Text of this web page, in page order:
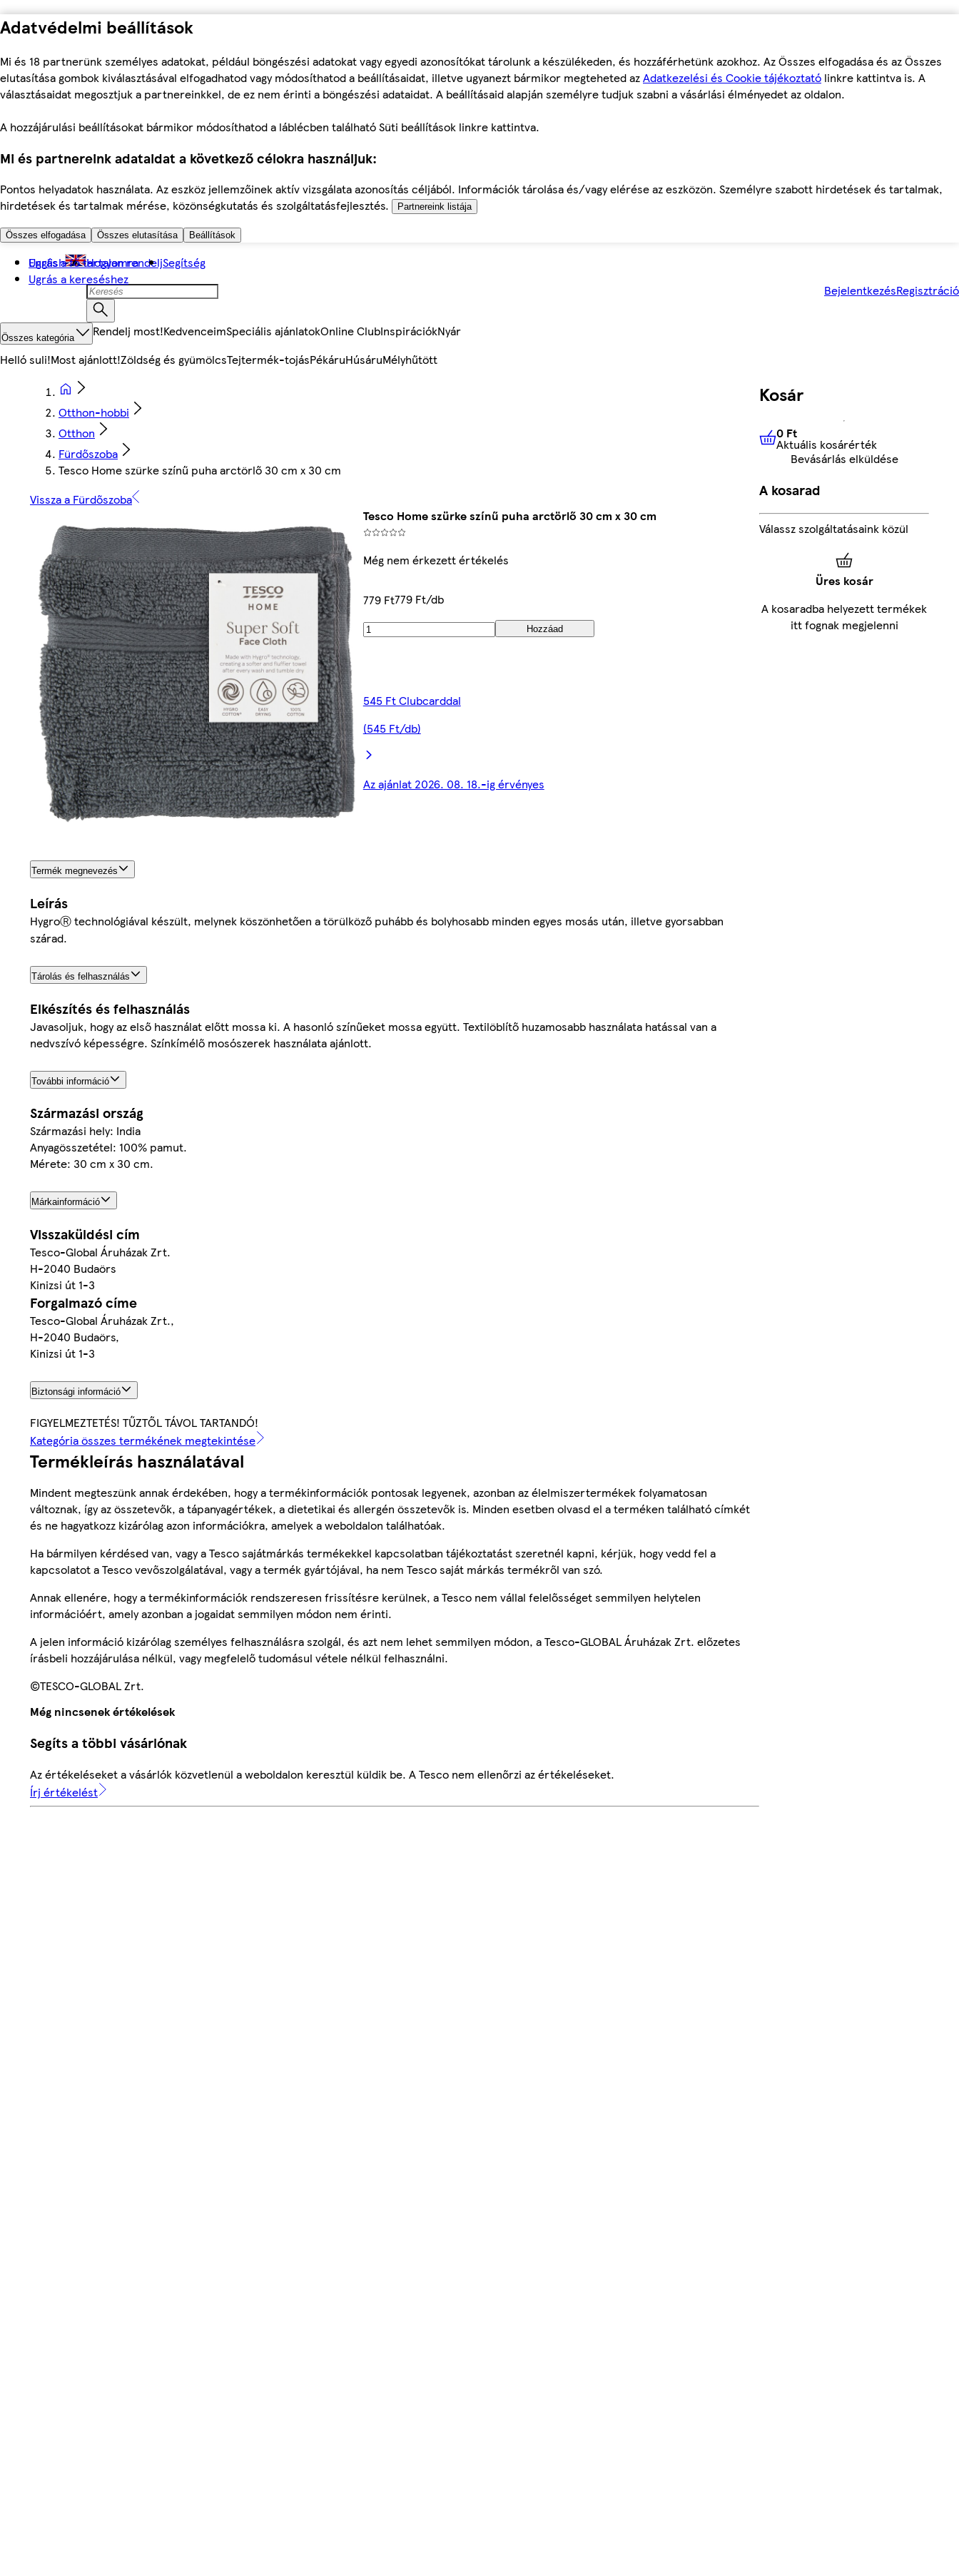
Adatvédelmi beállítások
Mi és 18 partnerünk személyes adatokat, például böngészési adatokat vagy egyedi azonosítókat tárolunk a készülékeden, és hozzáférhetünk azokhoz. Az Összes elfogadása és az Összes
elutasítása gombok kiválasztásával elfogadhatod vagy módosíthatod a beállításaidat, illetve ugyanezt bármikor megteheted azAdatkezelési és Cookie tájékoztató linkre kattintva is. A
választásaidat megosztjuk a partnereinkkel, de ez nem érinti a böngészési adataidat. A beállításaid alapján személyre tudjuk szabni a vásárlási élményedet az oldalon.
A hozzájárulási beállításokat bármikor módosíthatod a láblécben található Süti beállítások linkre kattintva.
Mi és partnereink adataidat a következő célokra használjuk:
Pontos helyadatok használata. Az eszköz jellemzőinek aktív vizsgálata azonosítás céljából. Információk tárolása és/vagy elérése az eszközön. Személyre szabott hirdetések és tartalmak,
hirdetések és tartalmak mérése, közönségkutatás és szolgáltatásfejlesztés.
Partnereink listája
Összes elfogadása Összes elutasítása Beállítások
Ugrás a fő tartalomra
Ugrás a kereséshez
English Hogyan rendeljSegítség
BejelentkezésRegisztráció
Összes kategória Rendelj most!KedvenceimSpeciális ajánlatokOnline ClubInspirációkNyár
Helló suli!Most ajánlott!Zöldség és gyümölcsTejtermék-tojásPékáruHúsáruMélyhűtött
Otthon-hobbi
Otthon
Fürdőszoba
Tesco Home szürke színű puha arctörlő 30 cm x 30 cm
Vissza a Fürdőszoba
Tesco Home szürke színű puha arctörlő 30 cm x 30 cm
Még nem érkezett értékelés
779 Ft779 Ft/db
Hozzáad
545 Ft Clubcarddal
(545 Ft/db)
Az ajánlat 2026. 08. 18.-ig érvényes
Termék megnevezés
Leírás
HygroⓇ technológiával készült, melynek köszönhetően a törülköző puhább és bolyhosabb minden egyes mosás után, illetve gyorsabban
szárad.
Tárolás és felhasználás
Elkészítés és felhasználás
Javasoljuk, hogy az első használat előtt mossa ki. A hasonló színűeket mossa együtt. Textilöblítő huzamosabb használata hatással van a
nedvszívó képességre. Színkímélő mosószerek használata ajánlott.
További információ
Származási ország
Származási hely: India
Anyagösszetétel: 100% pamut.
Mérete: 30 cm x 30 cm.
Márkainformáció
Visszaküldési cím
Tesco-Global Áruházak Zrt.
H-2040 Budaörs
Kinizsi út 1-3
Forgalmazó címe
Tesco-Global Áruházak Zrt.,
H-2040 Budaörs,
Kinizsi út 1-3
Biztonsági információ
FIGYELMEZTETÉS! TŰZTŐL TÁVOL TARTANDÓ!
Kategória összes termékének megtekintése
Termékleírás használatával
Mindent megteszünk annak érdekében, hogy a termékinformációk pontosak legyenek, azonban az élelmiszertermékek folyamatosan
változnak, így az összetevők, a tápanyagértékek, a dietetikai és allergén összetevők is. Minden esetben olvasd el a terméken található címkét
és ne hagyatkozz kizárólag azon információkra, amelyek a weboldalon találhatóak.
Ha bármilyen kérdésed van, vagy a Tesco sajátmárkás termékekkel kapcsolatban tájékoztatást szeretnél kapni, kérjük, hogy vedd fel a
kapcsolatot a Tesco vevőszolgálatával, vagy a termék gyártójával, ha nem Tesco saját márkás termékről van szó.
Annak ellenére, hogy a termékinformációk rendszeresen frissítésre kerülnek, a Tesco nem vállal felelősséget semmilyen helytelen
információért, amely azonban a jogaidat semmilyen módon nem érinti.
A jelen információ kizárólag személyes felhasználásra szolgál, és azt nem lehet semmilyen módon, a Tesco-GLOBAL Áruházak Zrt. előzetes
írásbeli hozzájárulása nélkül, vagy megfelelő tudomásul vétele nélkül felhasználni.
©TESCO-GLOBAL Zrt.
Még nincsenek értékelések
Segíts a többi vásárlónak
Az értékeléseket a vásárlók közvetlenül a weboldalon keresztül küldik be. A Tesco nem ellenőrzi az értékeléseket.
Írj értékelést
Kosár
0 FtAktuális kosárérték
0 Ft
Aktuális kosárérték
Bevásárlás elküldése
A kosarad
Válassz szolgáltatásaink közül
Üres kosár
A kosaradba helyezett termékek
itt fognak megjelenni